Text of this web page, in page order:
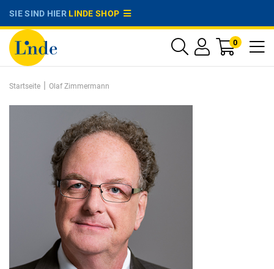
SIE SIND HIERLINDE SHOP
0
Startseite | Olaf Zimmermann